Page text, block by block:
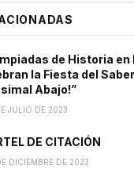
de Historia en
la Fiesta del Saber
Abajo!”
JULIO DE 2023
DE CITACIÓN
DICIEMBRE DE 2023